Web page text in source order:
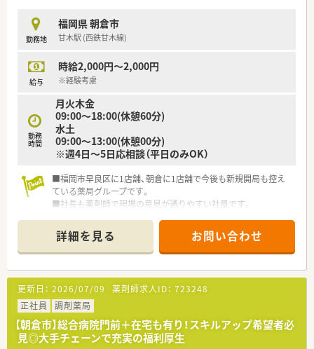
指して共に成長できる方を募集しています。
【想定される業務内容】
な服薬指導といった基本業務を担います。
■最新の錠剤監査システムや散剤監査システムを活用し、安全か
■現在は在宅業務やかかりつけ薬剤師の取得実績がないため、店
舗内での外来対応が中心の業務となります。
【職場環境と雰囲気】
■白を基調とした清潔感あふれる明るい店内で、スタッフ同士の
■投薬口には患者様がリラックスして相談できるようローカウ
ンターを採用し、配慮が行き届いた設計です。
■代表者も店舗にて勤務しているため、困ったことがあればすぐ
に相談できるサポート体制が整っています。
勤務地
福岡県 朝倉市
甘木駅 (西鉄甘木線)
給与
時給2,000円～2,000円
※経験考慮
勤務
時間
月火木金
09:00～18:00(休憩60分)
水土
09:00～13:00(休憩00分)
※週4日～5日応相談（平日のみOK）
■福岡市早良区に1店舗、朝倉に1店舗で今後も新規開局も控え
ている薬局グループです。
■社長も薬剤師で現場の意見が通りやすい社風です。
詳細を見る お問い合わせ
更新日： 2026/07/09 薬剤師求人ID： 723248
正社員
調剤薬局
【朝倉市】総合病院門前＋在宅も有り！スキルアップ希望者必
見◎大手チェーンで充実の福利厚生